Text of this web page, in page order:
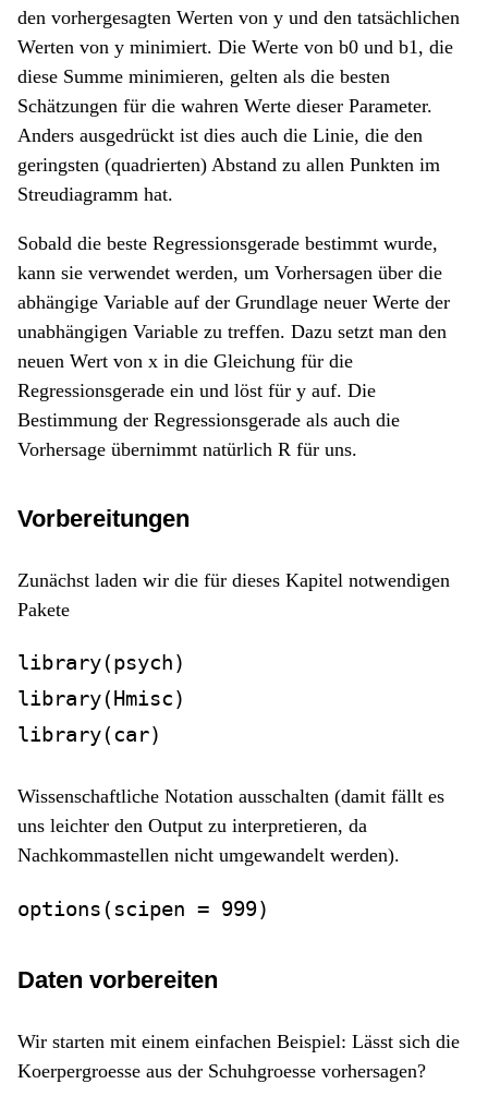
den vorhergesagten Werten von y und den tatsächlichen
Werten von y minimiert. Die Werte von b0 und b1, die
diese Summe minimieren, gelten als die besten
Schätzungen für die wahren Werte dieser Parameter.
Anders ausgedrückt ist dies auch die Linie, die den
geringsten (quadrierten) Abstand zu allen Punkten im
Streudiagramm hat.
Sobald die beste Regressionsgerade bestimmt wurde,
kann sie verwendet werden, um Vorhersagen über die
abhängige Variable auf der Grundlage neuer Werte der
unabhängigen Variable zu treffen. Dazu setzt man den
neuen Wert von x in die Gleichung für die
Regressionsgerade ein und löst für y auf. Die
Bestimmung der Regressionsgerade als auch die
Vorhersage übernimmt natürlich R für uns.
Vorbereitungen
Zunächst laden wir die für dieses Kapitel notwendigen
Pakete
library(psych)
library(Hmisc)
library(car)
Wissenschaftliche Notation ausschalten (damit fällt es
uns leichter den Output zu interpretieren, da
Nachkommastellen nicht umgewandelt werden).
options ( scipen = 999)
Daten vorbereiten
Wir starten mit einem einfachen Beispiel: Lässt sich die
Koerpergroesse aus der Schuhgroesse vorhersagen?